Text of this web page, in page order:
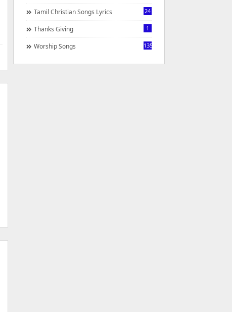
Tamil Christian Songs Lyrics 24
Thanks Giving 1
Worship Songs 1350